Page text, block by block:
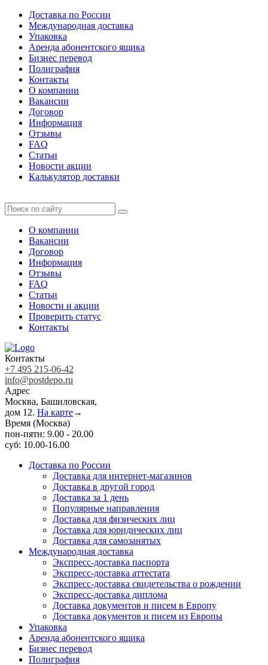
Доставка по России
Международная доставка
Упаковка
Аренда абонентского ящика
Бизнес перевод
Полиграфия
Контакты
О компании
Вакансии
Договор
Информация
Отзывы
FAQ
Статьи
Новости акции
Калькулятор доставки
О компании
Вакансии
Договор
Информация
Отзывы
FAQ
Статьи
Новости и акции
Проверить статус
Контакты
Контакты
+7 495 215-06-42
info@postdepo.ru
Адрес
Москва, Башиловская,
дом 12. На карте→
Время (Москва)
пон-пятн: 9.00 - 20.00
суб: 10.00-16.00
Доставка по России
Доставка для интернет-магазинов
Доставка в другой город
Доставка за 1 день
Популярные направления
Доставка для физических лиц
Доставка для юридических лиц
Доставка для самозанятых
Международная доставка
Экспресс-доставка паспорта
Экспресс-доставка аттестата
Экспресс-доставка свидетельства о рождении
Экспресс-доставка диплома
Доставка документов и писем в Европу
Доставка документов и писем из Европы
Упаковка
Аренда абонентского ящика
Бизнес перевод
Полиграфия